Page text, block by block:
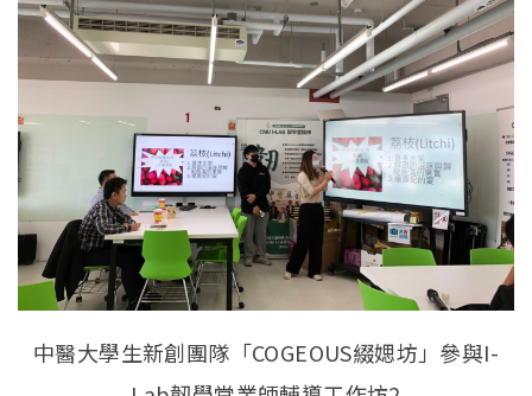
中醫大學生新創團隊「COGEOUS綴媤坊」參與I-